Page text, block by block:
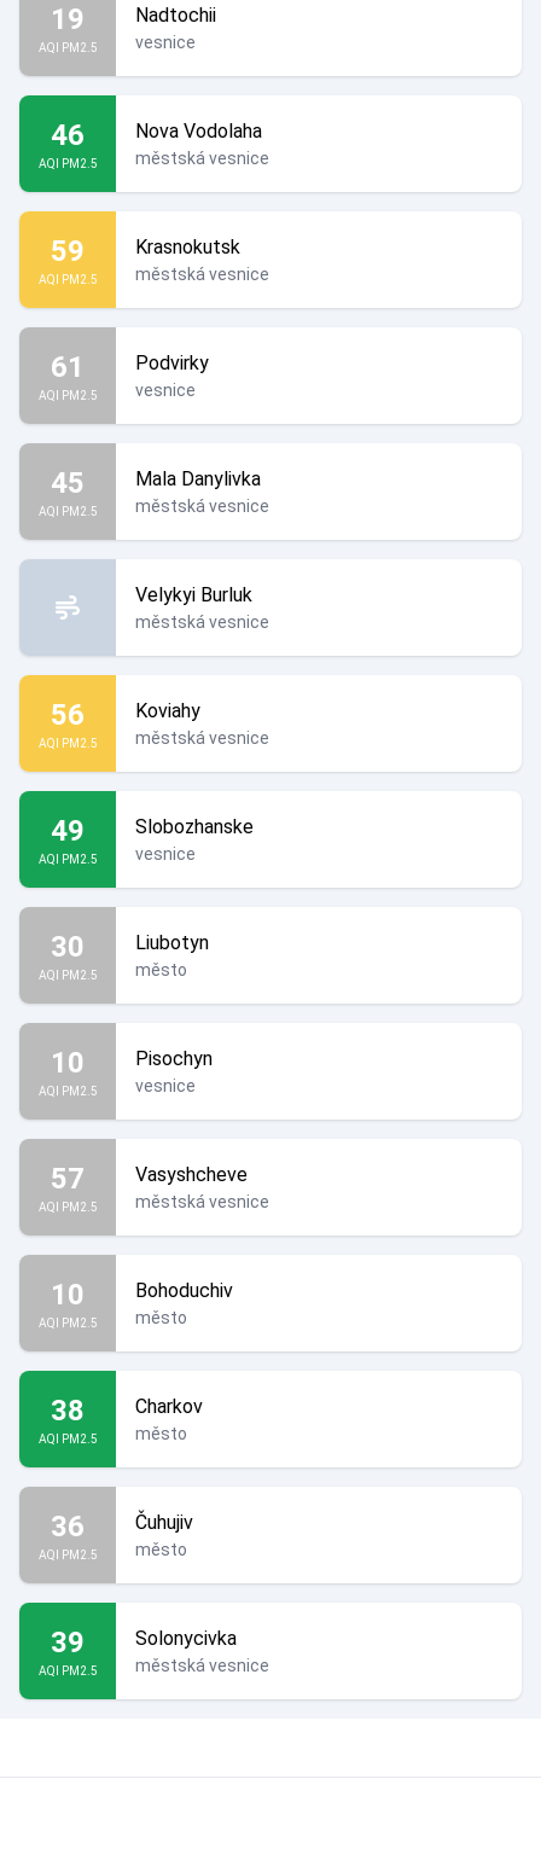
19
AQI PM2.5
Nadtochii
vesnice
46
AQI PM2.5
Nova Vodolaha
městská vesnice
59
AQI PM2.5
Krasnokutsk
městská vesnice
61
AQI PM2.5
Podvirky
vesnice
45
AQI PM2.5
Mala Danylivka
městská vesnice
Velykyi Burluk
městská vesnice
56
AQI PM2.5
Koviahy
městská vesnice
49
AQI PM2.5
Slobozhanske
vesnice
30
AQI PM2.5
Liubotyn
město
10
AQI PM2.5
Pisochyn
vesnice
57
AQI PM2.5
Vasyshcheve
městská vesnice
10
AQI PM2.5
Bohoduchiv
město
38
AQI PM2.5
Charkov
město
36
AQI PM2.5
Čuhujiv
město
39
AQI PM2.5
Solonycivka
městská vesnice